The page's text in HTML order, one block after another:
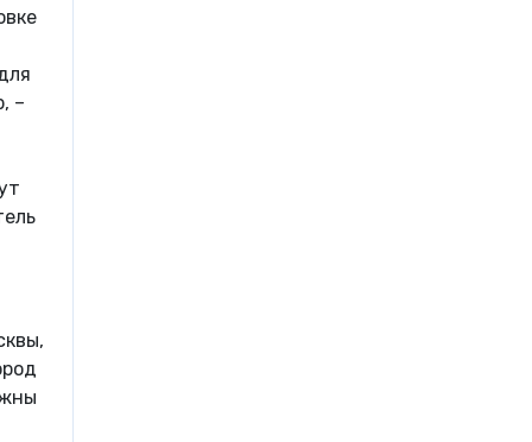
–